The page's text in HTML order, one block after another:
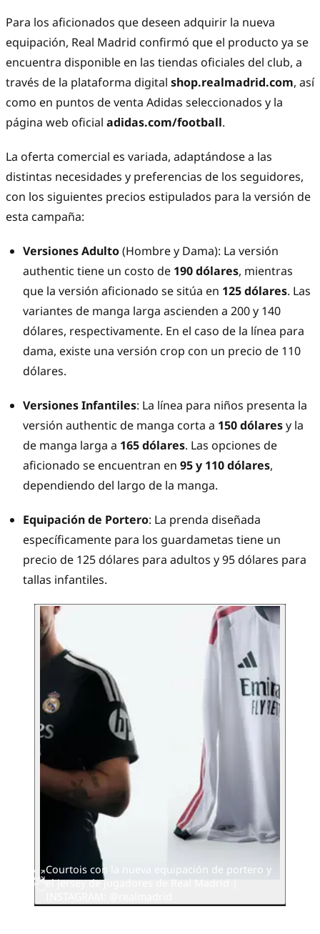
Para los aficionados que deseen adquirir la nueva
equipación, Real Madrid confirmó que el producto ya se
encuentra disponible en las tiendas oficiales del club, a
través de la plataforma digital shop.realmadrid.com, así
como en puntos de venta Adidas seleccionados y la
página web oficial adidas.com/football.
La oferta comercial es variada, adaptándose a las
distintas necesidades y preferencias de los seguidores,
con los siguientes precios estipulados para la versión de
esta campaña:
Versiones Adulto(Hombre y Dama): La versión
authentic tiene un costo de 190 dólares, mientras
que la versión aficionado se sitúa en 125 dólares. Las
variantes de manga larga ascienden a 200 y 140
dólares, respectivamente. En el caso de la línea para
dama, existe una versión crop con un precio de 110
dólares.
Versiones Infantiles: La línea para niños presenta la
versión authentic de manga corta a 150 dólaresy la
de manga larga a 165 dólares. Las opciones de
aficionado se encuentran en 95 y 110 dólares,
dependiendo del largo de la manga.
Equipación de Portero: La prenda diseñada
específicamente para los guardametas tiene un
precio de 125 dólares para adultos y 95 dólares para
tallas infantiles.
Courtois con la nueva equipación de portero y
el jersey de jugadores de Real Madrid |